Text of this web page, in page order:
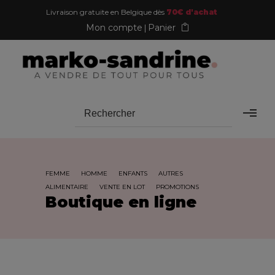
Livraison gratuite en Belgique dès 70€ d'achat
Mon compte Panier
FEMME HOMME ENFANTS
AUTRES
ALIMENTAIRE
VENTE EN LOT PROMOTIONS
Boutique en ligne